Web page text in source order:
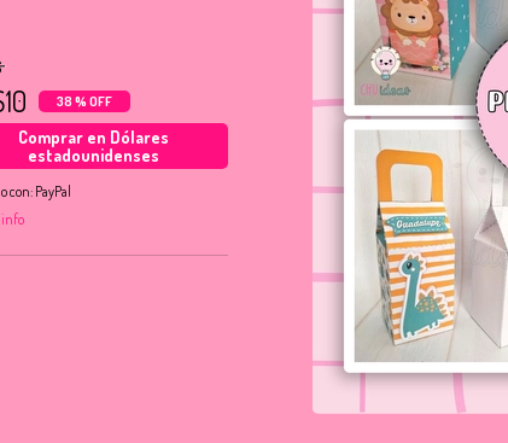
38 % OFF
Comprar en Dólares
estadounidenses
con:PayPal
info